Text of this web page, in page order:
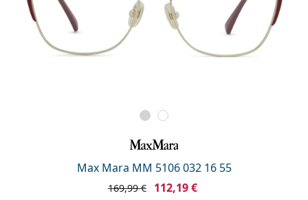
Max Mara MM 5106 032 16 55
169,99 € 112,19 €